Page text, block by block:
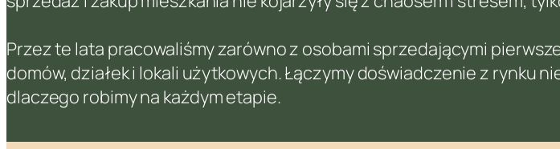
Przez te lata pracowaliśmy zarówno z osobami sprzedającymi
domów, działek i lokali użytkowych. Łączymy doświadczenie z rynku
dlaczego robimy na każdym etapie.